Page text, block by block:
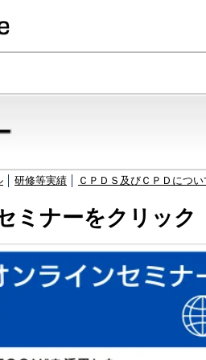
研修等実績 ＣＰＤＳ及びＣＰＤにつ
ミナーをクリック